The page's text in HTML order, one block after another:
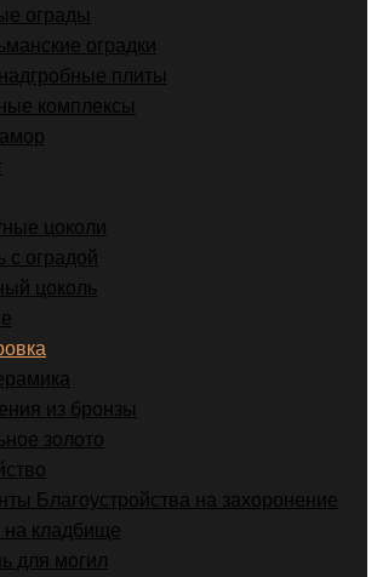
ограды
оградки
плиты
комплексы
цоколи
с оградой
цоколь
из бронзы
золото
Благоустройства на захоронение
кладбище
для могил